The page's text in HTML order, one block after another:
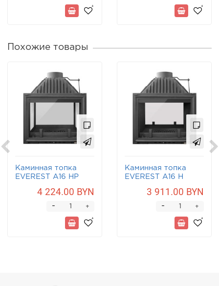
Похожие товары
Каминная топка
EVEREST A16 НP
4 224.00 BYN
+
-
Каминная топка
EVEREST A16 Н
3 911.00 BYN
+
-